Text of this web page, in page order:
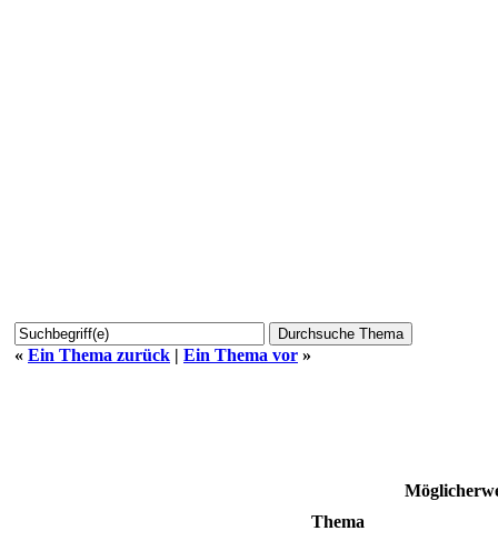
« Ein Thema zurück | Ein Thema vor »
Thema